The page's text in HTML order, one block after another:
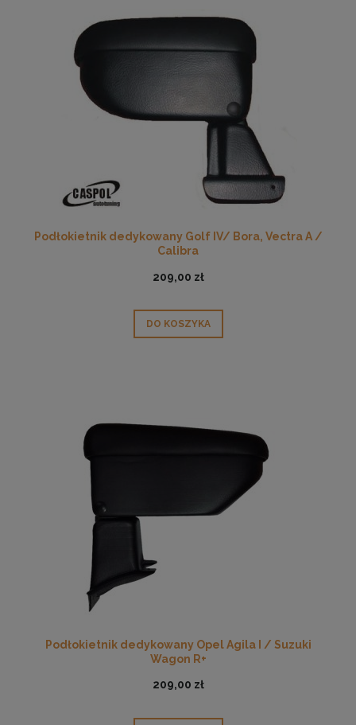
Podłokietnik dedykowany Golf IV/ Bora, Vectra A /
Calibra
209,00 zł
DO KOSZYKA
Podłokietnik dedykowany Opel Agila I / Suzuki
Wagon R+
209,00 zł